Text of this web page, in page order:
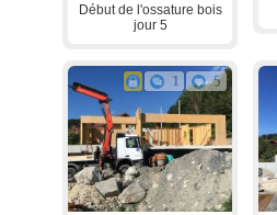
Début de l'ossature bois
jour 5
1 5